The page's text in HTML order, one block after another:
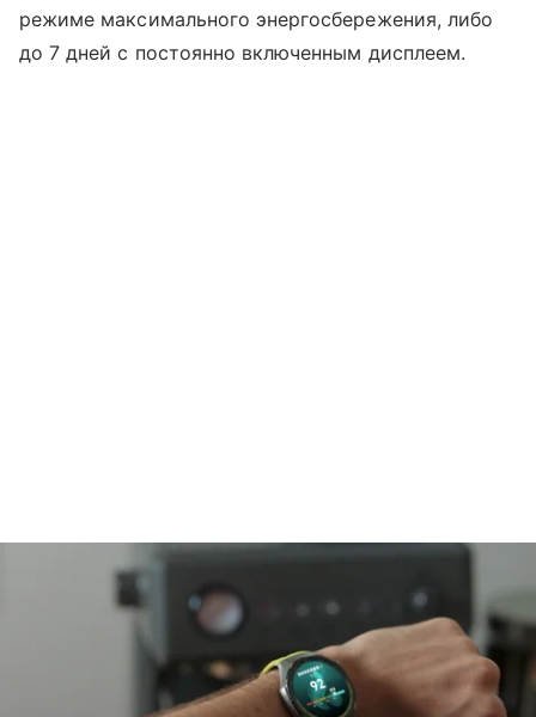
режиме максимального энергосбережения, либо
до 7 дней с постоянно включенным дисплеем.